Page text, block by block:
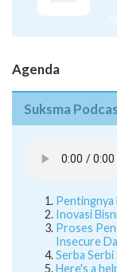
Agenda
Suksma
Pentingnya
Inovasi
Proses
Insecure
Serba
Here's a